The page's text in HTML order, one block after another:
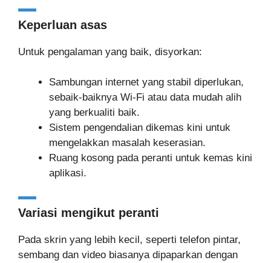
Keperluan asas
Untuk pengalaman yang baik, disyorkan:
Sambungan internet yang stabil diperlukan,
sebaik-baiknya Wi-Fi atau data mudah alih
yang berkualiti baik.
Sistem pengendalian dikemas kini untuk
mengelakkan masalah keserasian.
Ruang kosong pada peranti untuk kemas kini
aplikasi.
Variasi mengikut peranti
Pada skrin yang lebih kecil, seperti telefon pintar,
sembang dan video biasanya dipaparkan dengan